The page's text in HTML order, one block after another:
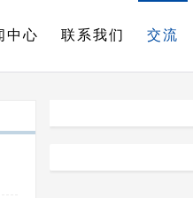
中心 联系我们 交流